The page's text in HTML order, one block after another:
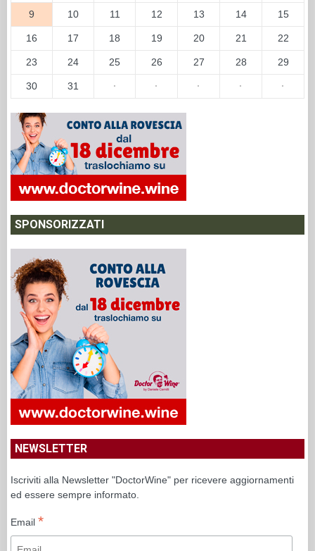
9 10 11 12 13 14 15
16 17 18 19 20 21 22
23 24 25 26 27 28 29
30 31 · · · · ·
SPONSORIZZATI
NEWSLETTER
Iscriviti alla Newsletter "DoctorWine" per ricevere aggiornamenti
ed essere sempre informato.
Email *